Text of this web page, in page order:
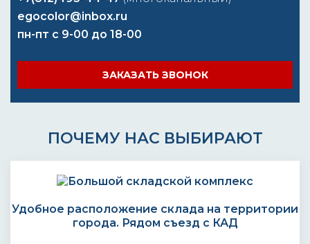
egocolor@inbox.ru
пн-пт с 9-00 до 18-00
ЗАКАЗАТЬ ЗВОНОК
ПОЧЕМУ НАС ВЫБИРАЮТ
Удобное расположение склада на территории
города. Рядом съезд с КАД